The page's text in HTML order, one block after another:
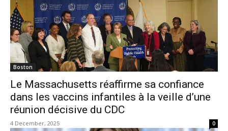
Boston
Le Massachusetts réaffirme sa confiance
dans les vaccins infantiles à la veille d’une
réunion décisive du CDC
4 December, 2025 0